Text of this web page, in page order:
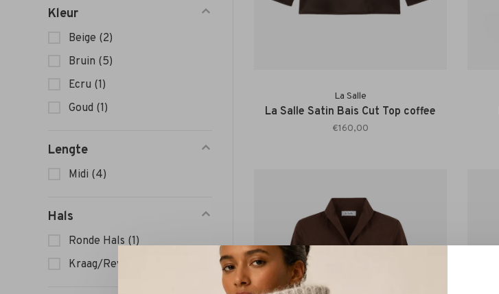
Kleur
Beige (2)
Bruin (5)
Ecru (1)
Goud (1)
Lengte
Midi (4)
Hals
Ronde Hals (1)
Kraag/Revers
La Salle
La Salle Satin Bais Cut Top coffee
€160,00